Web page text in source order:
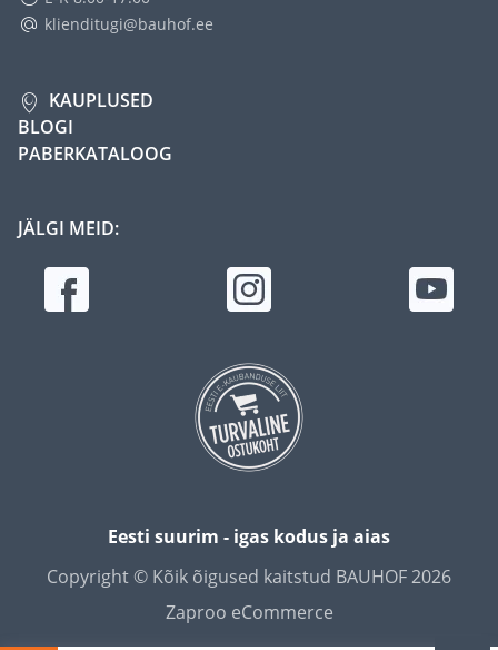
klienditugi@bauhof.ee
KAUPLUSED
BLOGI
PABERKATALOOG
JÄLGI MEID:
Eesti suurim - igas kodus ja aias
Copyright © Kõik õigused kaitstud BAUHOF 2026
Zaproo eCommerce